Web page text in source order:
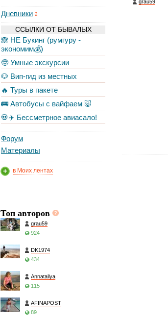
Дневники 2
ССЫЛКИ ОТ БЫВАЛЫХ
🙈 НЕ Букинг (румгуру -
экономим💰)
🤓 Умные экскурсии
🐶 Вип-гид из местных
🔥 Туры в пакете
🚌 Автобусы с вайфаем 🐷
💀✈️ Бессметрное авиасало!
Форум
Материалы
в Моих лентах
Топ авторов
grau59
924
DK1974
434
Annataliya
115
AFINAPOST
89
grau59